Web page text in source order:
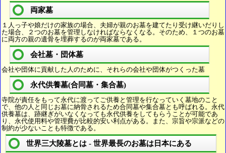
両家墓
１人っ子や娘だけの家族の場合、夫婦が親のお墓を建てたり受け継いだりし
た場合、２つのお墓を管理しなければならなくなる。そのため、１つのお墓
に両方の親の遺骨を埋葬するのが両家墓である。
会社墓・団体墓
会社や団体に貢献した人のために、それらの会社や団体がつくった墓
永代供養墓(合同墓・集合墓)
寺院が責任をもって永代に渡ってご供養と管理を行なっていく墓地のこと
で、他の人と同じお墓に納骨されるため合同墓や集合墓とも呼ばれる。永代
供養墓は、跡継ぎがいなくなっても永代供養をしてもらうことが可能であ
り、永代使用料や管理費が比較的安い利点がある。また、宗旨や宗派などの
制約が少ないことも特徴である。
世界三大陵墓とは - 世界最長のお墓は日本にある